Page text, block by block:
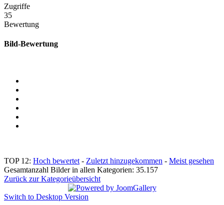
Zugriffe
35
Bewertung
Bild-Bewertung
TOP 12: Hoch bewertet - Zuletzt hinzugekommen - Meist gesehen
Gesamtanzahl Bilder in allen Kategorien: 35.157
Zurück zur Kategorieübersicht
Switch to Desktop Version